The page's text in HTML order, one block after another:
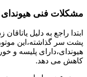
مشکلات فنی هیوندای
پشت سر گذاشته،این موتور
هیوندای،دارای پلیسه و
کاهش می دهد.